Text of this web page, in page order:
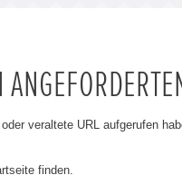
veraltete URL aufgerufen
finden.